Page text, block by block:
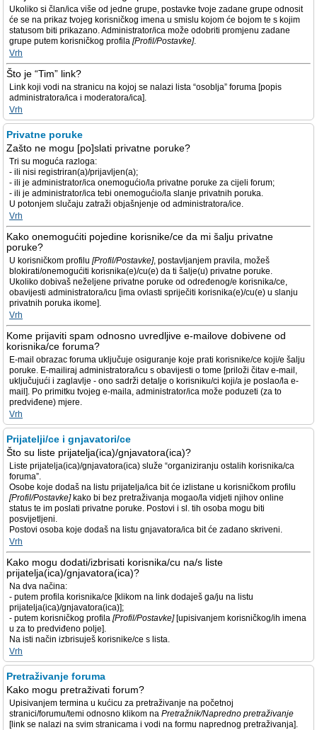
Ukoliko si član/ica više od jedne grupe, postavke tvoje zadane grupe odnosit
će se na prikaz tvojeg korisničkog imena u smislu kojom će bojom te s kojim
statusom biti prikazano. Administrator/ica može odobriti promjenu zadane
grupe putem korisničkog profila [Profil/Postavke].
Vrh
Što je “Tim” link?
Link koji vodi na stranicu na kojoj se nalazi lista “osoblja” foruma [popis
administratora/ica i moderatora/ica].
Vrh
Privatne poruke
Zašto ne mogu [po]slati privatne poruke?
Tri su moguća razloga:
- ili nisi registriran(a)/prijavljen(a);
- ili je administrator/ica onemogućio/la privatne poruke za cijeli forum;
- ili je administrator/ica tebi onemogućio/la slanje privatnih poruka.
U potonjem slučaju zatraži objašnjenje od administratora/ice.
Vrh
Kako onemogućiti pojedine korisnike/ce da mi šalju privatne
poruke?
U korisničkom profilu [Profil/Postavke], postavljanjem pravila, možeš
blokirati/onemogućiti korisnika(e)/cu(e) da ti šalje(u) privatne poruke.
Ukoliko dobivaš neželjene privatne poruke od određenog/e korisnika/ce,
obavijesti administratora/icu [ima ovlasti spriječiti korisnika(e)/cu(e) u slanju
privatnih poruka ikome].
Vrh
Kome prijaviti spam odnosno uvredljive e-mailove dobivene od
korisnika/ce foruma?
E-mail obrazac foruma uključuje osiguranje koje prati korisnike/ce koji/e šalju
poruke. E-mailiraj administratora/icu s obavijesti o tome [priloži čitav e-mail,
uključujući i zaglavlje - ono sadrži detalje o korisniku/ci koji/a je poslao/la e-
mail]. Po primitku tvojeg e-maila, administrator/ica može poduzeti (za to
predviđene) mjere.
Vrh
Prijatelji/ce i gnjavatori/ce
Što su liste prijatelja(ica)/gnjavatora(ica)?
Liste prijatelja(ica)/gnjavatora(ica) služe “organiziranju ostalih korisnika/ca
foruma”.
Osobe koje dodaš na listu prijatelja/ica bit će izlistane u korisničkom profilu
[Profil/Postavke]kako bi bez pretraživanja mogao/la vidjeti njihov online
status te im poslati privatne poruke. Postovi i sl. tih osoba mogu biti
posvijetljeni.
Postovi osoba koje dodaš na listu gnjavatora/ica bit će zadano skriveni.
Vrh
Kako mogu dodati/izbrisati korisnika/cu na/s liste
prijatelja(ica)/gnjavatora(ica)?
Na dva načina:
- putem profila korisnika/ce [klikom na link dodaješ ga/ju na listu
prijatelja(ica)/gnjavatora(ica)];
- putem korisničkog profila [Profil/Postavke][upisivanjem korisničkog/ih imena
u za to predviđeno polje].
Na isti način izbrisuješ korisnike/ce s lista.
Vrh
Pretraživanje foruma
Kako mogu pretraživati forum?
Upisivanjem termina u kućicu za pretraživanje na početnoj
stranici/forumu/temi odnosno klikom na Pretražnik/Napredno pretraživanje
[link se nalazi na svim stranicama i vodi na formu naprednog pretraživanja].